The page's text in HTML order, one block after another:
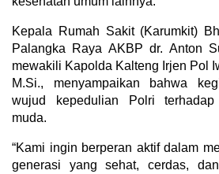
Kepala Rumah Sakit (Karumkit)
Palangka Raya AKBP dr. Anton
mewakili Kapolda Kalteng Irjen Pol
M.Si., menyampaikan bahwa
wujud kepedulian Polri terhadap
muda.
“Kami ingin berperan aktif dalam
generasi yang sehat, cerdas,